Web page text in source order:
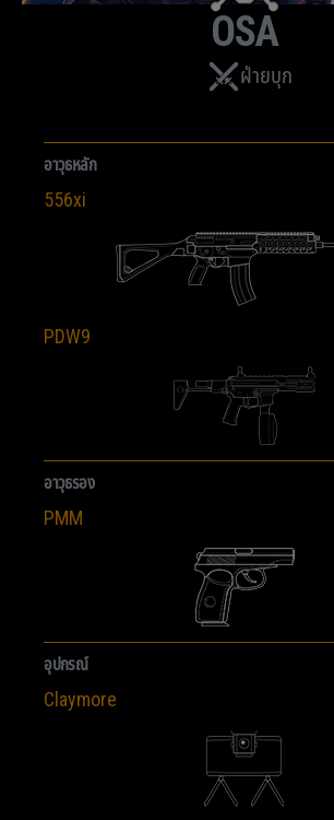
OSA
ฝ่ายบุก
อาวุธหลัก
556xi
PDW9
อาวุธรอง
PMM
อุปกรณ์
Claymore